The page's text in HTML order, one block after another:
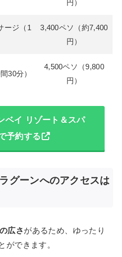
円）
ージ（1
3,400ペソ（約7,400
円）
30分）
4,500ペソ（9,800
円）
ベイ リゾート＆スパ
予約する
グーンへのアクセスは
広さがあるため、ゆったり
ができます。